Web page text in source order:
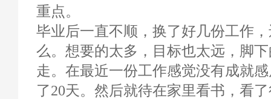
重点。
毕业后一直不顺，换了好几份工作
么。想要的太多，目标也太远，脚
走。在最近一份工作感觉没有成就
了20天。然后就待在家里看书，看